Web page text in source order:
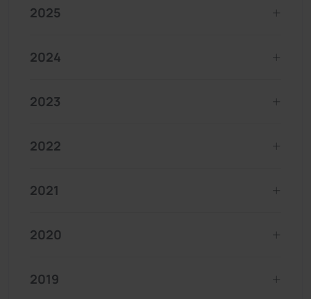
2025
2024
2023
2022
2021
2020
2019